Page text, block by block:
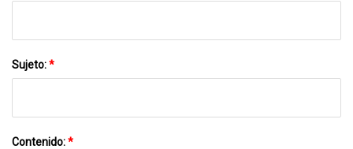
Sujeto:*
Contenido:*